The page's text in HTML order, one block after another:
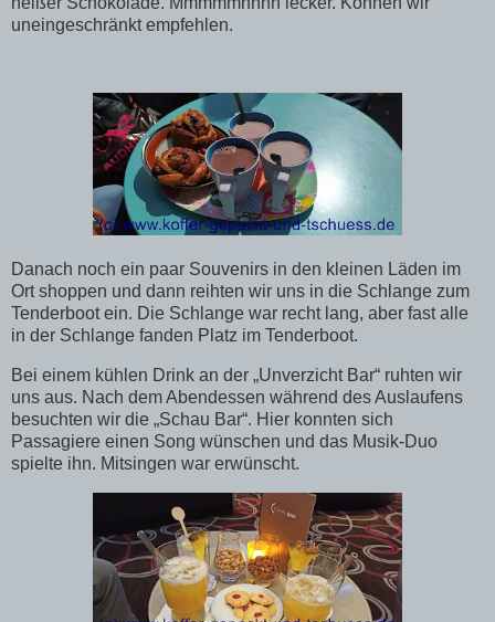
uneingeschränkt empfehlen.
Danach noch ein paar Souvenirs in den kleinen Läden im
Ort shoppen und dann reihten wir uns in die Schlange zum
Tenderboot ein. Die Schlange war recht lang, aber fast alle
in der Schlange fanden Platz im Tenderboot.
Bei einem kühlen Drink an der „Unverzicht Bar“ ruhten wir
uns aus. Nach dem Abendessen während des Auslaufens
besuchten wir die „Schau Bar“. Hier konnten sich
Passagiere einen Song wünschen und das Musik-Duo
spielte ihn. Mitsingen war erwünscht.